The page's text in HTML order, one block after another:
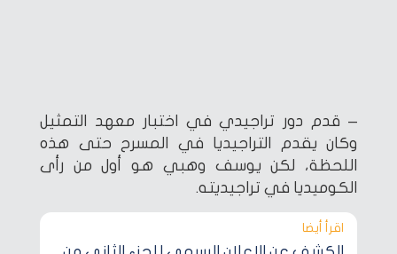
– قدم دور تراجيدي في اختبار معهد التمثيل
وكان يقدم التراجيديا في المسرح حتى هذه
اللحظة، لكن يوسف وهبي هو أول من رأى
الكوميديا في تراجيديته.
اقرأ أيضا‎